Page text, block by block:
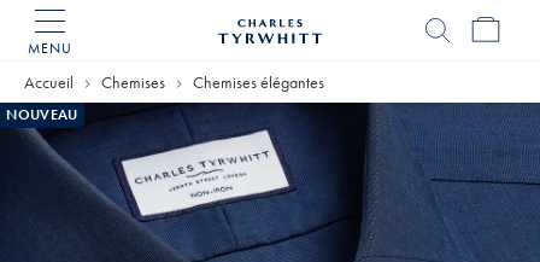
MENU
Tyrwhitt
Accueil Chemises Chemises élégantes
NOUVEAU